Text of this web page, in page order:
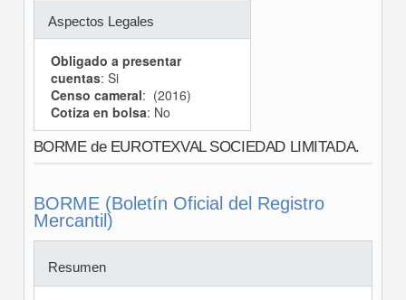
Aspectos Legales
Obligado a presentar
cuentas: Si
Censo cameral: (2016)
Cotiza en bolsa: No
BORME de EUROTEXVAL SOCIEDAD LIMITADA.
BORME (Boletín Oficial del Registro
Mercantil)
Resumen